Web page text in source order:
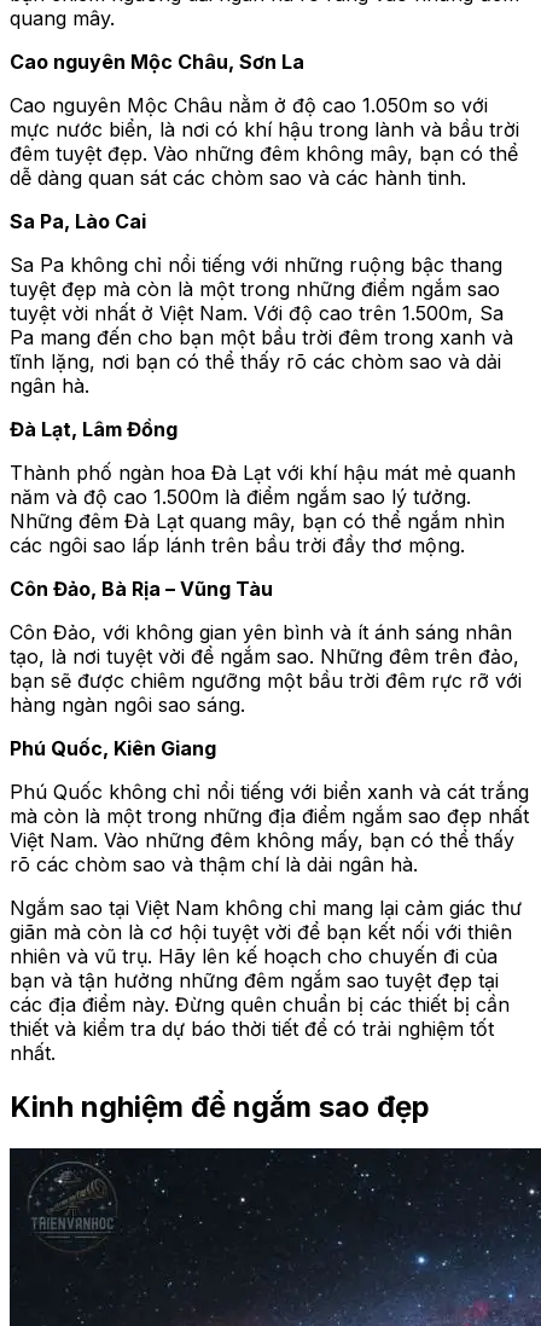
quang mây.
Cao nguyên Mộc Châu, Sơn La
Cao nguyên Mộc Châu nằm ở độ cao 1.050m so với
mực nước biển, là nơi có khí hậu trong lành và bầu trời
đêm tuyệt đẹp. Vào những đêm không mây, bạn có thể
dễ dàng quan sát các chòm sao và các hành tinh.
Sa Pa, Lào Cai
Sa Pa không chỉ nổi tiếng với những ruộng bậc thang
tuyệt đẹp mà còn là một trong những điểm ngắm sao
tuyệt vời nhất ở Việt Nam. Với độ cao trên 1.500m, Sa
Pa mang đến cho bạn một bầu trời đêm trong xanh và
tĩnh lặng, nơi bạn có thể thấy rõ các chòm sao và dải
ngân hà.
Đà Lạt, Lâm Đồng
Thành phố ngàn hoa Đà Lạt với khí hậu mát mẻ quanh
năm và độ cao 1.500m là điểm ngắm sao lý tưởng.
Những đêm Đà Lạt quang mây, bạn có thể ngắm nhìn
các ngôi sao lấp lánh trên bầu trời đầy thơ mộng.
Côn Đảo, Bà Rịa – Vũng Tàu
Côn Đảo, với không gian yên bình và ít ánh sáng nhân
tạo, là nơi tuyệt vời để ngắm sao. Những đêm trên đảo,
bạn sẽ được chiêm ngưỡng một bầu trời đêm rực rỡ với
hàng ngàn ngôi sao sáng.
Phú Quốc, Kiên Giang
Phú Quốc không chỉ nổi tiếng với biển xanh và cát trắng
mà còn là một trong những địa điểm ngắm sao đẹp nhất
Việt Nam. Vào những đêm không mấy, bạn có thể thấy
rõ các chòm sao và thậm chí là dải ngân hà.
Ngắm sao tại Việt Nam không chỉ mang lại cảm giác thư
giãn mà còn là cơ hội tuyệt vời để bạn kết nối với thiên
nhiên và vũ trụ. Hãy lên kế hoạch cho chuyến đi của
bạn và tận hưởng những đêm ngắm sao tuyệt đẹp tại
các địa điểm này. Đừng quên chuẩn bị các thiết bị cần
thiết và kiểm tra dự báo thời tiết để có trải nghiệm tốt
nhất.
Kinh nghiệm để ngắm sao đẹp